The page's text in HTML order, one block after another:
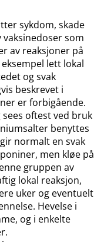
sykdom, skade
som
av reaksjoner på
lett lokal
og svak
beskrevet i
er forbigående.
oftest ved bruk
benyttes
normalt en svak
men kløe på
gruppen av
lokal reaksjon,
uker og eventuelt
Hevelse i
og i enkelte